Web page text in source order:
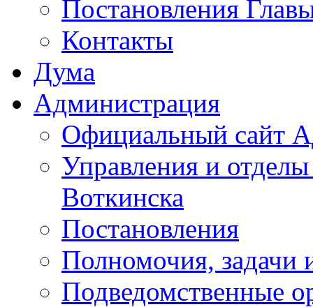
Постановления
Контакты
Дума
Администрация
Официальный сайт
Управления и
Воткинска
Постановления
Полномочия, задачи
Подведомственные